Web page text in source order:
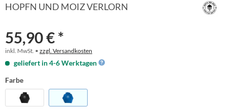
HOPFN UND MOIZ VERLORN
55,90 € *
inkl. MwSt. • zzgl. Versandkosten
geliefert in 4-6 Werktagen
Farbe